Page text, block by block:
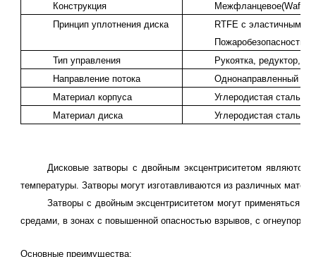
Конструкция
Межфланцевое(Wafer),
Принцип уплотнения диска
RTFE с эластичным
Пожаробезопасность:
Тип управления
Рукоятка, редуктор,
Направление потока
Однонаправленный
Материал корпуса
Углеродистая сталь,
Материал диска
Углеродистая сталь,
Дисковые затворы с двойным эксцентриситетом
температуры. Затворы могут изготавливаются из различных
Затворы с двойным эксцентриситетом могут применяться
средами, в зонах с повышенной опасностью взрывов, с
Основные преимущества: